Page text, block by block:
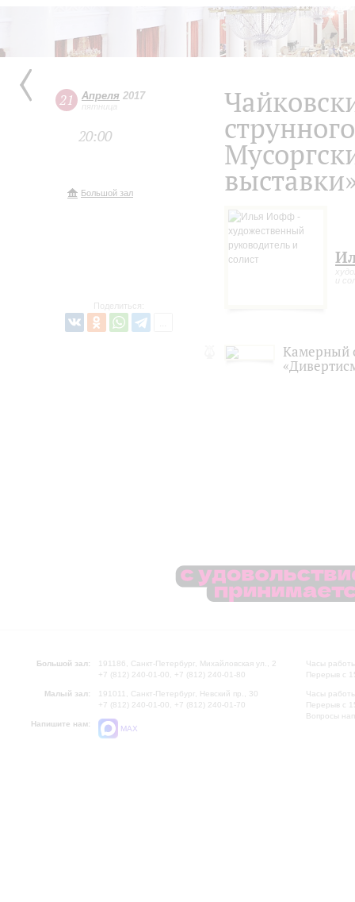
21 Апреля 2017
пятница
20:00
Большой зал
Поделиться:
и
Камерный
Большой зал:
191186, Санкт-Петербург, Михайловская ул., 2
+7 (812) 240-01-00, +7 (812) 240-01-80
Малый зал:
191011, Санкт-Петербург, Невский пр., 30
+7 (812) 240-01-00, +7 (812) 240-01-70
Напишите нам:
MAX
Часы
Перерыв с
Часы
Перерыв с
Вопросы